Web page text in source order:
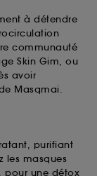
à détendre
communauté
Skin Gim, ou
avoir
Masqmai.
purifiant
les masques
pour une détox